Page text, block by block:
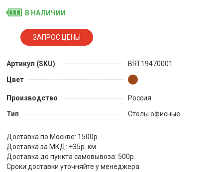
В НАЛИЧИИ
Артикул (SKU)
BRT19470001
Цвет
Производство
Россия
Тип
Столы офисные
Доставка по Москве: 1500р.
Доставка за МКД: +35р. км.
Доставка до пункта самовывоза: 500р.
Сроки доставки уточняйте у менеджера